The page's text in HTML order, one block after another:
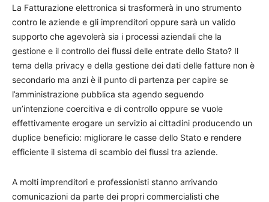
La Fatturazione elettronica si trasformerà in uno strumento
contro le aziende e gli imprenditori oppure sarà un valido
supporto che agevolerà sia i processi aziendali che la
gestione e il controllo dei flussi delle entrate dello Stato? Il
tema della privacy e della gestione dei dati delle fatture non è
secondario ma anzi è il punto di partenza per capire se
l’amministrazione pubblica sta agendo seguendo
un’intenzione coercitiva e di controllo oppure se vuole
effettivamente erogare un servizio ai cittadini producendo un
duplice beneficio: migliorare le casse dello Stato e rendere
efficiente il sistema di scambio dei flussi tra aziende.
A molti imprenditori e professionisti stanno arrivando
comunicazioni da parte dei propri commercialisti che